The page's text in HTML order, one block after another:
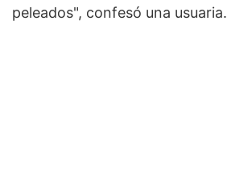
peleados", confesó una usuaria.